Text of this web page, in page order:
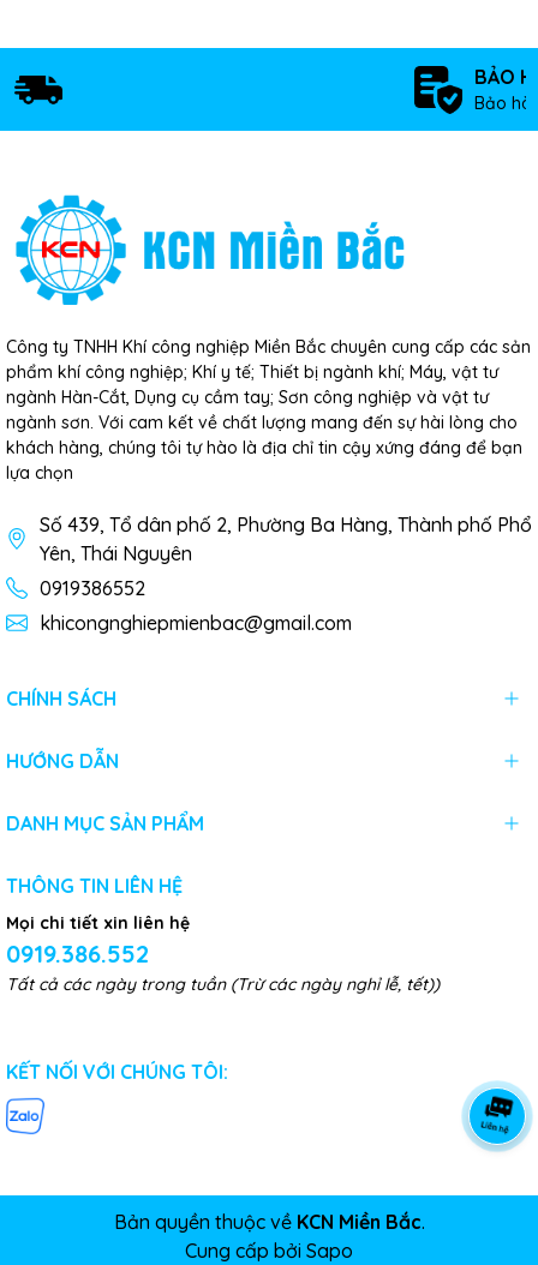
BẢO
Bảo
Công ty TNHH Khí công nghiệp Miền Bắc chuyên cung cấp các sản
phẩm khí công nghiệp; Khí y tế; Thiết bị ngành khí; Máy, vật tư
ngành Hàn-Cắt, Dụng cụ cầm tay; Sơn công nghiệp và vật tư
ngành sơn. Với cam kết về chất lượng mang đến sự hài lòng cho
khách hàng, chúng tôi tự hào là địa chỉ tin cậy xứng đáng để bạn
lựa chọn
Số 439, Tổ dân phố 2, Phường Ba Hàng, Thành phố Phổ
Yên, Thái Nguyên
0919386552
khicongnghiepmienbac@gmail.com
CHÍNH SÁCH
HƯỚNG DẪN
DANH MỤC SẢN PHẨM
THÔNG TIN LIÊN HỆ
Mọi chi tiết xin liên hệ
0919.386.552
Tất cả các ngày trong tuần (Trừ các ngày nghỉ lễ, tết))
KẾT NỐI VỚI CHÚNG TÔI:
Bản quyền thuộc về KCN Miền Bắc.
Cung cấp bởi Sapo